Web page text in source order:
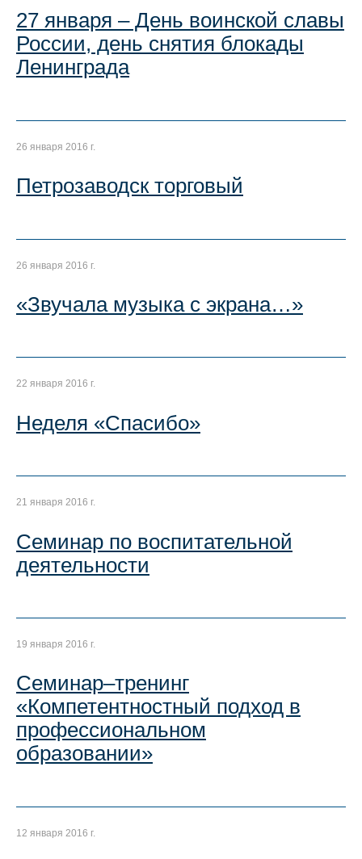
27 января – День воинской славы
России, день снятия блокады
Ленинграда
26 января 2016 г.
Петрозаводск торговый
26 января 2016 г.
«Звучала музыка с экрана…»
22 января 2016 г.
Неделя «Спасибо»
21 января 2016 г.
Семинар по воспитательной
деятельности
19 января 2016 г.
Семинар–тренинг
«Компетентностный подход в
профессиональном
образовании»
12 января 2016 г.